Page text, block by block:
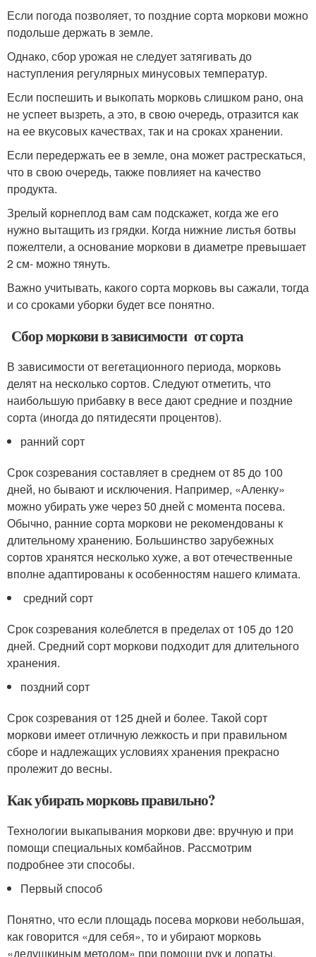
Если погода позволяет, то поздние сорта моркови можно
подольше держать в земле.
Однако, сбор урожая не следует затягивать до
наступления регулярных минусовых температур.
Если поспешить и выкопать морковь слишком рано, она
не успеет вызреть, а это, в свою очередь, отразится как
на ее вкусовых качествах, так и на сроках хранении.
Если передержать ее в земле, она может растрескаться,
что в свою очередь, также повлияет на качество
продукта.
Зрелый корнеплод вам сам подскажет, когда же его
нужно вытащить из грядки. Когда нижние листья ботвы
пожелтели, а основание моркови в диаметре превышает
2 см- можно тянуть.
Важно учитывать, какого сорта морковь вы сажали, тогда
и со сроками уборки будет все понятно.
Сбор моркови в зависимости от сорта
В зависимости от вегетационного периода, морковь
делят на несколько сортов. Следуют отметить, что
наибольшую прибавку в весе дают средние и поздние
сорта (иногда до пятидесяти процентов).
ранний сорт
Срок созревания составляет в среднем от 85 до 100
дней, но бывают и исключения. Например, «Аленку»
можно убирать уже через 50 дней с момента посева.
Обычно, ранние сорта моркови не рекомендованы к
длительному хранению. Большинство зарубежных
сортов хранятся несколько хуже, а вот отечественные
вполне адаптированы к особенностям нашего климата.
средний сорт
Срок созревания колеблется в пределах от 105 до 120
дней. Средний сорт моркови подходит для длительного
хранения.
поздний сорт
Срок созревания от 125 дней и более. Такой сорт
моркови имеет отличную лежкость и при правильном
сборе и надлежащих условиях хранения прекрасно
пролежит до весны.
Как убирать морковь правильно?
Технологии выкапывания моркови две: вручную и при
помощи специальных комбайнов. Рассмотрим
подробнее эти способы.
Первый способ
Понятно, что если площадь посева моркови небольшая,
как говорится «для себя», то и убирают морковь
«дедушкиным методом» при помощи рук и лопаты.